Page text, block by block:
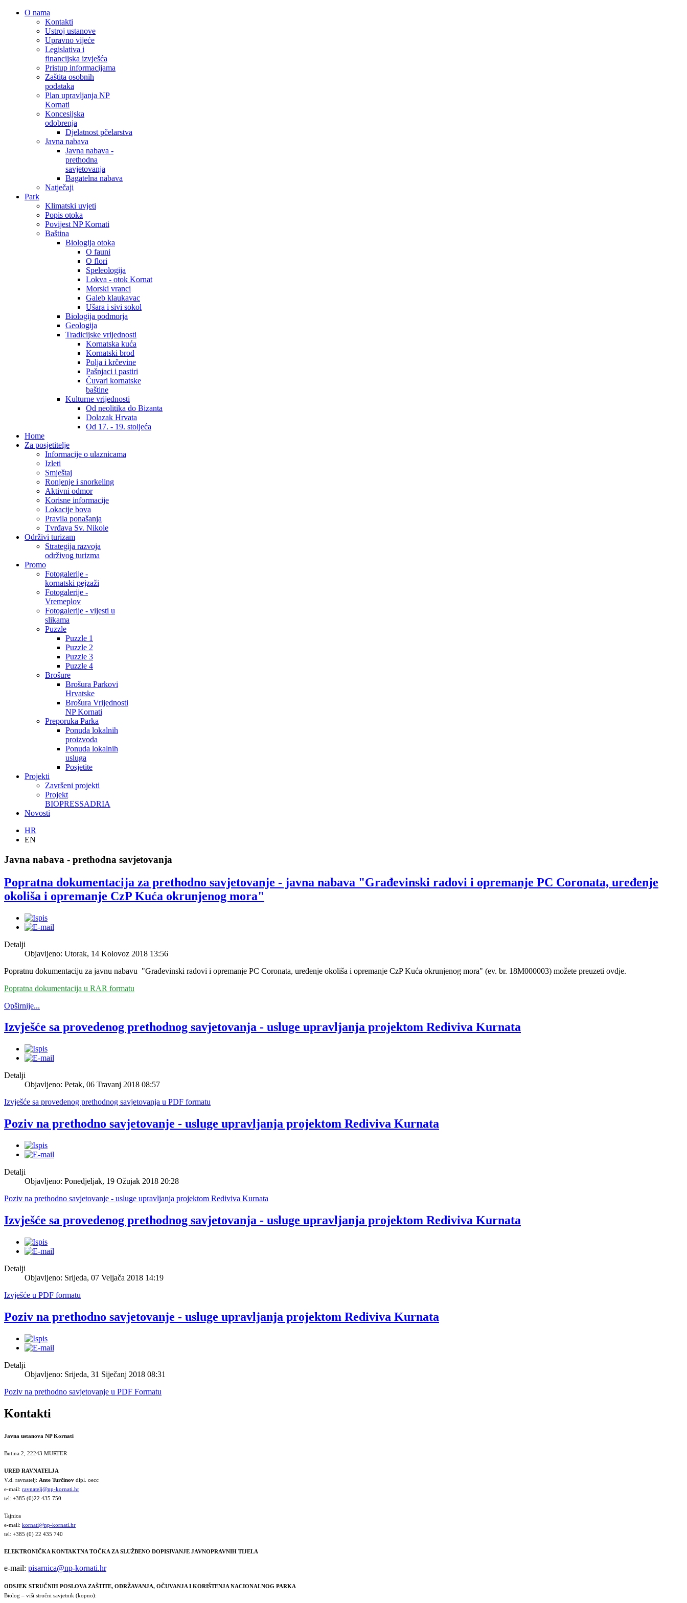
O nama
Kontakti
Ustroj ustanove
Upravno vijeće
Legislativa i
financijska izvješća
Pristup informacijama
Zaštita osobnih
podataka
Plan upravljanja NP
Kornati
Koncesijska
odobrenja
Djelatnost pčelarstva
Javna nabava
Javna nabava -
prethodna
savjetovanja
Bagatelna nabava
Natječaji
Park
Klimatski uvjeti
Popis otoka
Povijest NP Kornati
Baština
Biologija otoka
O fauni
O flori
Speleologija
Lokva - otok Kornat
Morski vranci
Galeb klaukavac
Ušara i sivi sokol
Biologija podmorja
Geologija
Tradicijske vrijednosti
Kornatska kuća
Kornatski brod
Polja i krčevine
Pašnjaci i pastiri
Čuvari kornatske
baštine
Kulturne vrijednosti
Od neolitika do Bizanta
Dolazak Hrvata
Od 17. - 19. stoljeća
Home
Za posjetitelje
Informacije o ulaznicama
Izleti
Smještaj
Ronjenje i snorkeling
Aktivni odmor
Korisne informacije
Lokacije bova
Pravila ponašanja
Tvrđava Sv. Nikole
Održivi turizam
Strategija razvoja
održivog turizma
Promo
Fotogalerije -
kornatski pejzaži
Fotogalerije -
Vremeplov
Fotogalerije - vijesti u
slikama
Puzzle
Puzzle 1
Puzzle 2
Puzzle 3
Puzzle 4
Brošure
Brošura Parkovi
Hrvatske
Brošura Vrijednosti
NP Kornati
Preporuka Parka
Ponuda lokalnih
proizvoda
Ponuda lokalnih
usluga
Posjetite
Projekti
Završeni projekti
Projekt
BIOPRESSADRIA
Novosti
HR
EN
Javna nabava - prethodna savjetovanja
Popratna dokumentacija za prethodno savjetovanje - javna nabava "Građevinski radovi i opremanje PC Coronata, uređenje
okoliša i opremanje CzP Kuća okrunjenog mora"
Detalji
Objavljeno: Utorak, 14 Kolovoz 2018 13:56
Popratnu dokumentaciju za javnu nabavu "Građevinski radovi i opremanje PC Coronata, uređenje okoliša i opremanje CzP Kuća okrunjenog mora" (ev. br. 18M000003) možete preuzeti ovdje.
Popratna dokumentacija u RAR formatu
Opširnije...
Izvješće sa provedenog prethodnog savjetovanja - usluge upravljanja projektom Rediviva Kurnata
Detalji
Objavljeno: Petak, 06 Travanj 2018 08:57
Izvješće sa provedenog prethodnog savjetovanja u PDF formatu
Poziv na prethodno savjetovanje - usluge upravljanja projektom Rediviva Kurnata
Detalji
Objavljeno: Ponedjeljak, 19 Ožujak 2018 20:28
Poziv na prethodno savjetovanje - usluge upravljanja projektom Rediviva Kurnata
Izvješće sa provedenog prethodnog savjetovanja - usluge upravljanja projektom Rediviva Kurnata
Detalji
Objavljeno: Srijeda, 07 Veljača 2018 14:19
Izvješće u PDF formatu
Poziv na prethodno savjetovanje - usluge upravljanja projektom Rediviva Kurnata
Detalji
Objavljeno: Srijeda, 31 Siječanj 2018 08:31
Poziv na prethodno savjetovanje u PDF Formatu
Kontakti
Javna ustanova NP Kornati
Butina 2, 22243 MURTER
URED RAVNATELJA
V.d. ravnatelj: Ante Turčinov dipl. oecc
e-mail: ravnatelj@np-kornati.hr
tel: +385 (0)22 435 750
Tajnica
e-mail: kornati@np-kornati.hr
tel: +385 (0) 22 435 740
ELEKTRONIČKA KONTAKTNA TOČKA ZA SLUŽBENO DOPISIVANJE JAVNOPRAVNIH TIJELA
e-mail: pisarnica@np-kornati.hr
ODSJEK STRUČNIH POSLOVA ZAŠTITE, ODRŽAVANJA, OČUVANJA I KORIŠTENJA NACIONALNOG PARKA
Biolog – viši stručni savjetnik (kopno):